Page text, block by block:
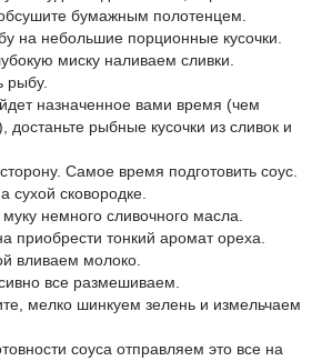
бумажным полотенцем.
на небольшие порционные кусочки.
миску наливаем сливки.
рыбу.
назначенное вами время (чем
рыбные кусочки из сливок и
Самое время подготовить соус.
сухой сковородке.
немного сливочного масла.
приобрести тонкий аромат ореха.
вливаем молоко.
все размешиваем.
мелко шинкуем зелень и измельчаем
соуса отправляем это все на